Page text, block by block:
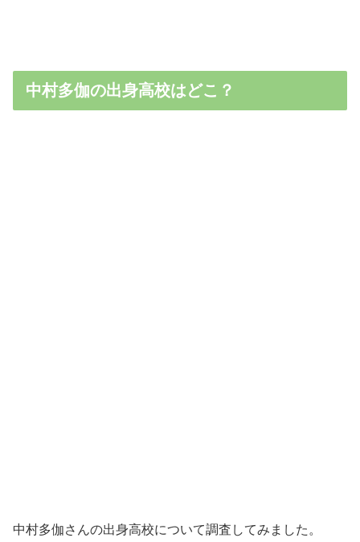
中村多伽の出身高校はどこ？
中村多伽さんの出身高校について調査してみました。